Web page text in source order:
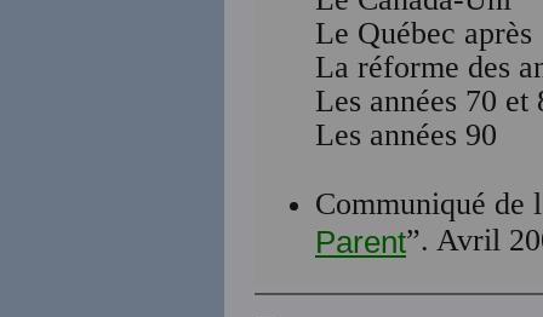
Le Québec après
La réforme des
Les années 70 et
Les années 90
Communiqué
Parent”. Avril